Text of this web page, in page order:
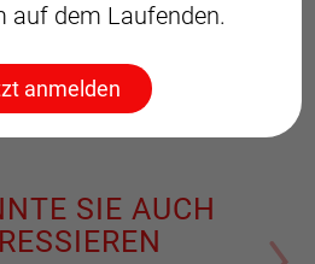
SIE AUCH
auf dem Laufenden.
anmelden